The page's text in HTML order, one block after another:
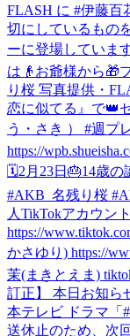
FLASH に #伊藤百
切にしているもの
ーに登場していま
は👴お爺様から🎁
り桜 写真提供・
恋に似てる』で👑
う・さき ） #週プ
https://
🗓2月23日🎂14歳の
#AKB_名残り桜
人TikTokアカウン
https://
かさゆり) https://
茉(まきとえま)
訂正】 本日お知ら
本テレビ ドラマ「
送休止のため、次